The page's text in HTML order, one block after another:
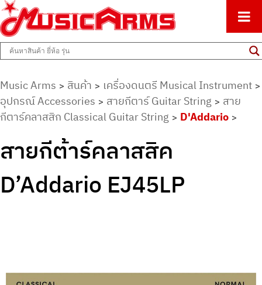
Music Arms
ศูนย์รวมครื่องดนตรีทุกชนิด ตั้งแต่เริ่มต้นถึงมืออาชีพ
Music Arms > สินค้า > เครื่องดนตรี Musical Instrument >
อุปกรณ์ Accessories > สายกีตาร์ Guitar String > สาย
กีตาร์คลาสสิก Classical Guitar String > D'Addario >
สายกีต้าร์คลาสสิค
D’Addario EJ45LP